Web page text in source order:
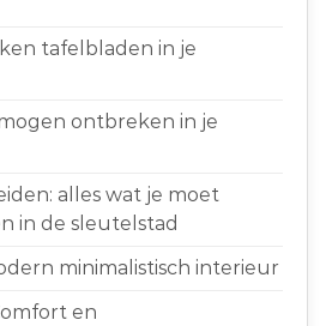
tafelbladen in je
ontbreken in je
alles wat je moet
in de sleutelstad
minimalistisch interieur
en